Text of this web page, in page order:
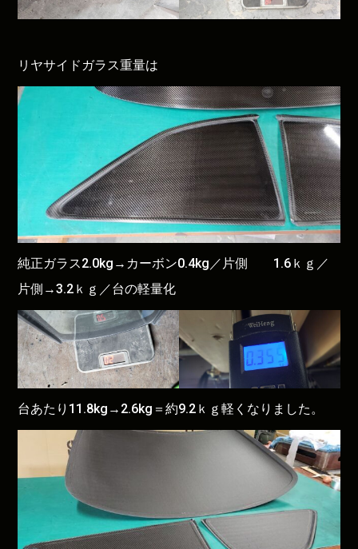
リヤサイドガラス重量は
純正ガラス2.0kg→カーボン0.4kg／片側 1.6ｋｇ／
片側→3.2ｋｇ／台の軽量化
台あたり11.8kg→2.6kg＝約9.2ｋｇ軽くなりました。